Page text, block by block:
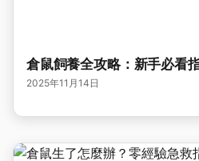
倉鼠飼養全攻略：新手必看
2025年11月14日